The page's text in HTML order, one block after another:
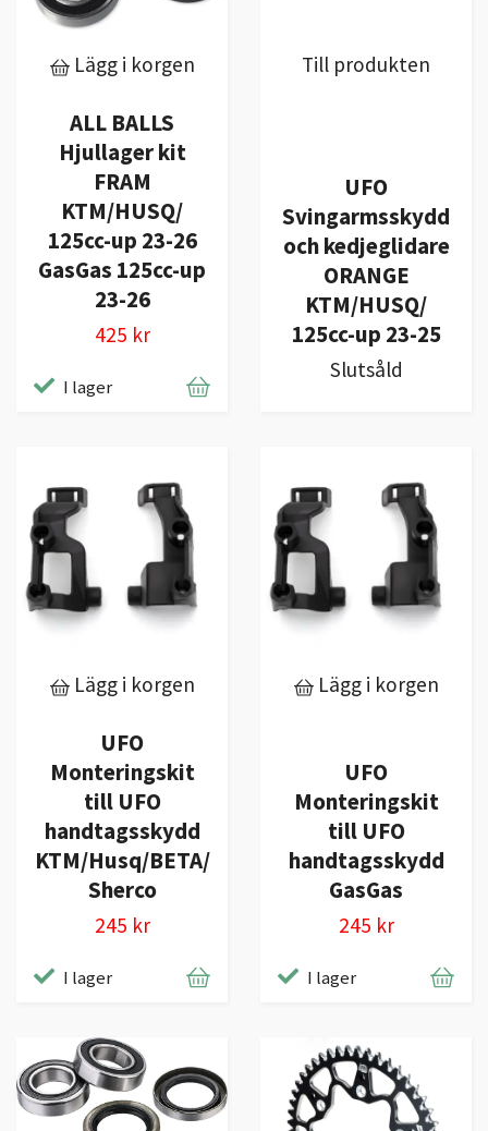
Lägg i korgen
ALL BALLS
Hjullager kit
FRAM
KTM/HUSQ/
125cc-up 23-26
GasGas 125cc-up
23-26
425 kr
I lager
Till produkten
UFO
Svingarmsskydd
och kedjeglidare
ORANGE
KTM/HUSQ/
125cc-up 23-25
Slutsåld
Lägg i korgen
UFO
Monteringskit
till UFO
handtagsskydd
KTM/Husq/BETA/
Sherco
245 kr
I lager
Lägg i korgen
UFO
Monteringskit
till UFO
handtagsskydd
GasGas
245 kr
I lager